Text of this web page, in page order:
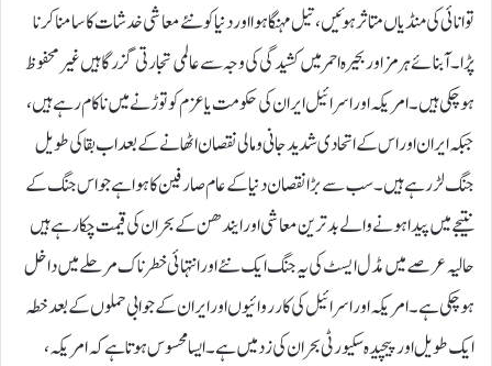
توانائی کی منڈیاں متاثر ہوئیں، تیل مہنگا ہوا اور دنیا کو نئے معاشی خدشات کا سامنا کرنا
پڑا۔آبنائے ہرمز اور بحیرہ احمر میں کشیدگی کی وجہ سے عالمی تجارتی گزرگاہیں غیر محفوظ
ہو چکی ہیں۔ امریکہ اور اسرائیل ایران کی حکومت یا عزم کو توڑنے میں ناکام رہے ہیں،
جبکہ ایران اور اس کے اتحادی شدید جانی و مالی نقصان اٹھانے کے بعد اب بقا کی طویل
جنگ لڑ رہے ہیں۔ سب سے بڑا نقصان دنیا کے عام صارفین کا ہوا ہے جو اس جنگ کے
نتیجے میں پیدا ہونے والے بدترین معاشی اور ایندھن کے بحران کی قیمت چکا رہے ہیں
حالیہ عرصے میں مڈل ایسٹ کی یہ جنگ ایک نئے اور انتہائی خطرناک مرحلے میں داخل
ہو چکی ہے۔ امریکہ اور اسرائیل کی کارروائیوں اور ایران کے جوابی حملوں کے بعد خطہ
ایک طویل اور پیچیدہ سکیورٹی بحران کی زد میں ہے۔ ایسا محسوس ہوتا ہے کہ امریکہ،